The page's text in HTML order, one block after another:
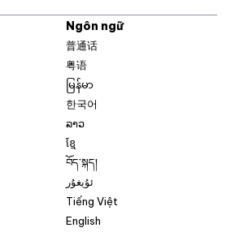
Ngôn ngữ
普通话
粤语
မြန်မာ
한국어
ລາວ
ខ្មែ
བོད་སྐད།
ئۇيغۇر
Tiếng Việt
English